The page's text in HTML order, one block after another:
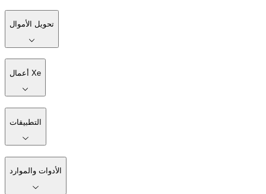
تحويل الأموال
أعمال Xe
التطبيقات
الأدوات والموارد